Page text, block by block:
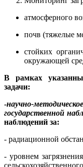
атмосферного
почв (тяжелые
стойких
окружающей
В рамках
задачи:
-научно-
государственной
наблюдений за:
- радиационной
- уровнем